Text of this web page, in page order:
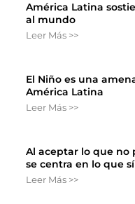
América Latina
al mundo
Leer Más >>
El Niño es una
América Latina
Leer Más >>
Al aceptar lo que no
se centra en lo que
Leer Más >>